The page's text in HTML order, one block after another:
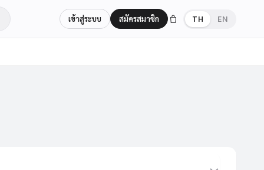
เข้าสู่ระบบ สมัครสมาชิก TH EN